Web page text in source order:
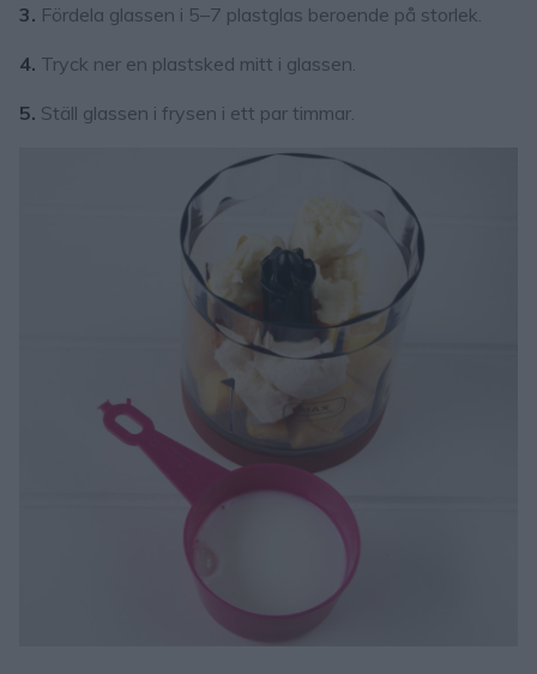
3. Fördela glassen i 5–7 plastglas beroende på storlek.
4. Tryck ner en plastsked mitt i glassen.
5. Ställ glassen i frysen i ett par timmar.